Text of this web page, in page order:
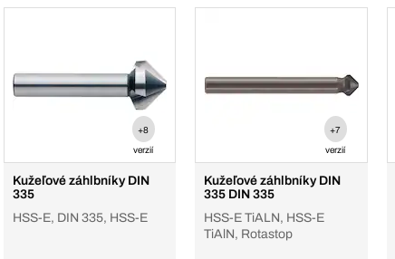
+8
verzií
Kužeľové záhlbníky DIN
335
HSS-E, DIN 335, HSS-E
+7
verzií
Kužeľové záhlbníky DIN
335 DIN 335
HSS-E TiALN, HSS-E
TiAlN, Rotastop